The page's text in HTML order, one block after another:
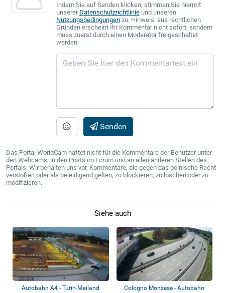
Indem Sie auf Senden klicken, stimmen Sie hiermit
unserer Datenschutzrichtlinieund unseren
Nutzungsbedingungenzu. Hinweis: aus rechtlichen
Gründen erscheint Ihr Kommentar nicht sofort, sondern
muss zuerst durch einen Moderator freigeschaltet
werden.
Senden
Das Portal WorldCam haftet nicht für die Kommentare der Benutzer unter
den Webcams, in den Posts im Forum und an allen anderen Stellen des
Portals. Wir behalten uns vor, Kommentare, die gegen das polnische Recht
verstoßen oder als beleidigend gelten, zu blockieren, zu löschen oder zu
modifizieren.
Siehe auch
Autobahn A4 - Turin-Mailand
Cologno Monzese - Autobahn